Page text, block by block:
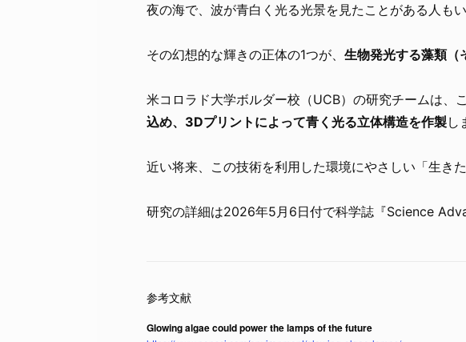
夜の海で、波が青白く光る光景を見たことがある人も
その幻想的な輝きの正体の1つが、 生物発光する藻類（
米コロラド大学ボルダー校（UCB）の研究チームは、
込め、3Dプリントによって青く光る立体構造を作製し
近い将来、この技術を利用した環境にやさしい「生き
研究の詳細は2026年5月6日付で科学誌『Science
Glowing algae could power the lamps of the future